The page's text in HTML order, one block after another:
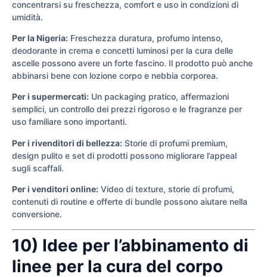
concentrarsi su freschezza, comfort e uso in condizioni di
umidità.
Per la Nigeria: Freschezza duratura, profumo intenso,
deodorante in crema e concetti luminosi per la cura delle
ascelle possono avere un forte fascino. Il prodotto può anche
abbinarsi bene con lozione corpo e nebbia corporea.
Per i supermercati: Un packaging pratico, affermazioni
semplici, un controllo dei prezzi rigoroso e le fragranze per
uso familiare sono importanti.
Per i rivenditori di bellezza: Storie di profumi premium,
design pulito e set di prodotti possono migliorare l’appeal
sugli scaffali.
Per i venditori online: Video di texture, storie di profumi,
contenuti di routine e offerte di bundle possono aiutare nella
conversione.
10) Idee per l’abbinamento di
linee per la cura del corpo